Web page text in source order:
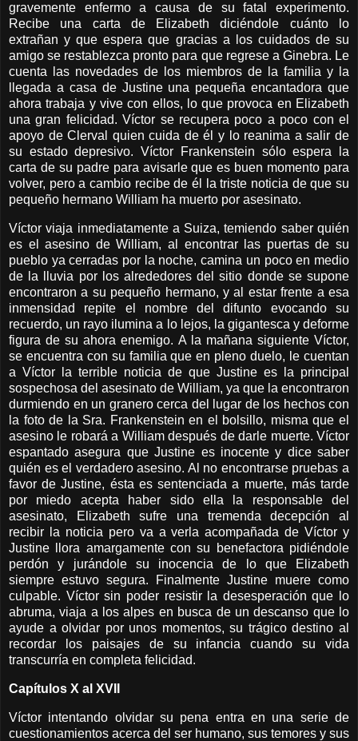
gravemente enfermo a causa de su fatal experimento.
Recibe una carta de Elizabeth diciéndole cuánto lo
extrañan y que espera que gracias a los cuidados de su
amigo se restablezca pronto para que regrese a Ginebra. Le
cuenta las novedades de los miembros de la familia y la
llegada a casa de Justine una pequeña encantadora que
ahora trabaja y vive con ellos, lo que provoca en Elizabeth
una gran felicidad. Víctor se recupera poco a poco con el
apoyo de Clerval quien cuida de él y lo reanima a salir de
su estado depresivo. Víctor Frankenstein sólo espera la
carta de su padre para avisarle que es buen momento para
volver, pero a cambio recibe de él la triste noticia de que su
pequeño hermano William ha muerto por asesinato.
Víctor viaja inmediatamente a Suiza, temiendo saber quién
es el asesino de William, al encontrar las puertas de su
pueblo ya cerradas por la noche, camina un poco en medio
de la lluvia por los alrededores del sitio donde se supone
encontraron a su pequeño hermano, y al estar frente a esa
inmensidad repite el nombre del difunto evocando su
recuerdo, un rayo ilumina a lo lejos, la gigantesca y deforme
figura de su ahora enemigo. A la mañana siguiente Víctor,
se encuentra con su familia que en pleno duelo, le cuentan
a Víctor la terrible noticia de que Justine es la principal
sospechosa del asesinato de William, ya que la encontraron
durmiendo en un granero cerca del lugar de los hechos con
la foto de la Sra. Frankenstein en el bolsillo, misma que el
asesino le robará a William después de darle muerte. Víctor
espantado asegura que Justine es inocente y dice saber
quién es el verdadero asesino. Al no encontrarse pruebas a
favor de Justine, ésta es sentenciada a muerte, más tarde
por miedo acepta haber sido ella la responsable del
asesinato, Elizabeth sufre una tremenda decepción al
recibir la noticia pero va a verla acompañada de Víctor y
Justine llora amargamente con su benefactora pidiéndole
perdón y jurándole su inocencia de lo que Elizabeth
siempre estuvo segura. Finalmente Justine muere como
culpable. Víctor sin poder resistir la desesperación que lo
abruma, viaja a los alpes en busca de un descanso que lo
ayude a olvidar por unos momentos, su trágico destino al
recordar los paisajes de su infancia cuando su vida
transcurría en completa felicidad.
Capítulos X al XVII
Víctor intentando olvidar su pena entra en una serie de
cuestionamientos acerca del ser humano, sus temores y sus